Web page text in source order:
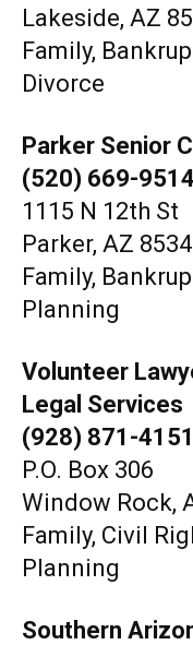
Lakeside, AZ
Family,
Divorce
Parker Senior
(520) 669-9514
1115 N 12th St
Parker, AZ
Family,
Planning
Volunteer
Legal Services
(928) 871-4151
P.O. Box 306
Window Rock,
Family, Civil
Planning
Southern